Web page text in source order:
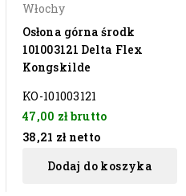
Włochy
Osłona górna środk
101003121 Delta Flex
Kongskilde
KO-101003121
47,00 złbrutto
38,21 zł netto
Dodaj do koszyka